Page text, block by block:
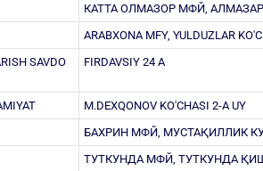
КАТТА ОЛМАЗОР МФЙ,
ARABXONA MFY, YULDUZLAR
SAVDO
FIRDAVSIY 24 A
M.DEXQONOV KO'CHASI 2-A UY
БАХРИН МФЙ, МУСТАҚИЛЛИК
ТУТКУНДА МФЙ, ТУТКУНДА